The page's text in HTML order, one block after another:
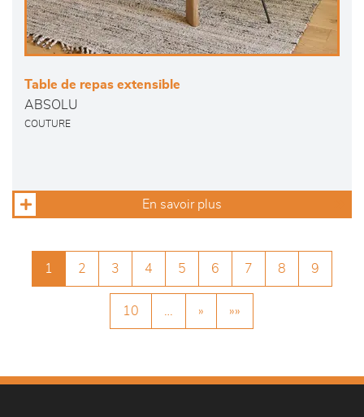
Table de repas extensible
ABSOLU
COUTURE
En savoir plus
1 2 3 4 5 6 7 8 9
10 … » »»